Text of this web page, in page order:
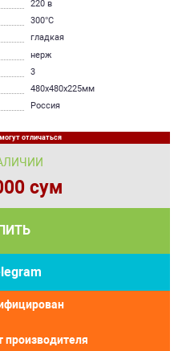
220 в
300°С
гладкая
нерж
3
480х480х225мм
Россия
отличаться
сум
производителя